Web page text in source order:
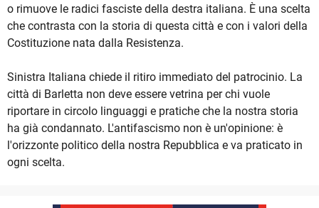
o rimuove le radici fasciste della destra italiana. È una scelta
che contrasta con la storia di questa città e con i valori della
Costituzione nata dalla Resistenza.
Sinistra Italiana chiede il ritiro immediato del patrocinio. La
città di Barletta non deve essere vetrina per chi vuole
riportare in circolo linguaggi e pratiche che la nostra storia
ha già condannato. L'antifascismo non è un'opinione: è
l'orizzonte politico della nostra Repubblica e va praticato in
ogni scelta.